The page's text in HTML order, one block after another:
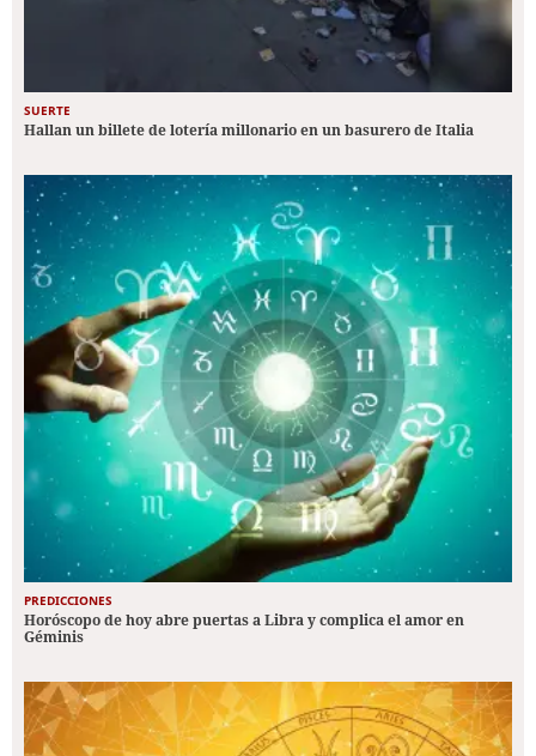
SUERTE
Hallan un billete de lotería millonario en un basurero de Italia
PREDICCIONES
Horóscopo de hoy abre puertas a Libra y complica el amor en
Géminis